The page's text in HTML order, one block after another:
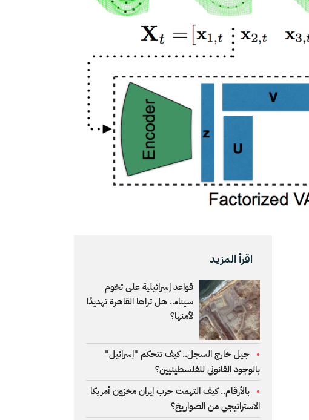
اقرأ المزيد
قواعد إسرائيلية على تخوم
سيناء.. هل تراها القاهرة تهديدًا
لأمنها؟
جيل خارج السجل.. كيف تتحكم "إسرائيل"
بالوجود القانوني للفلسطينيين؟
بالأرقام.. كيف التهمت حرب إيران مخزون أمريكا
الاستراتيجي من الصواريخ؟